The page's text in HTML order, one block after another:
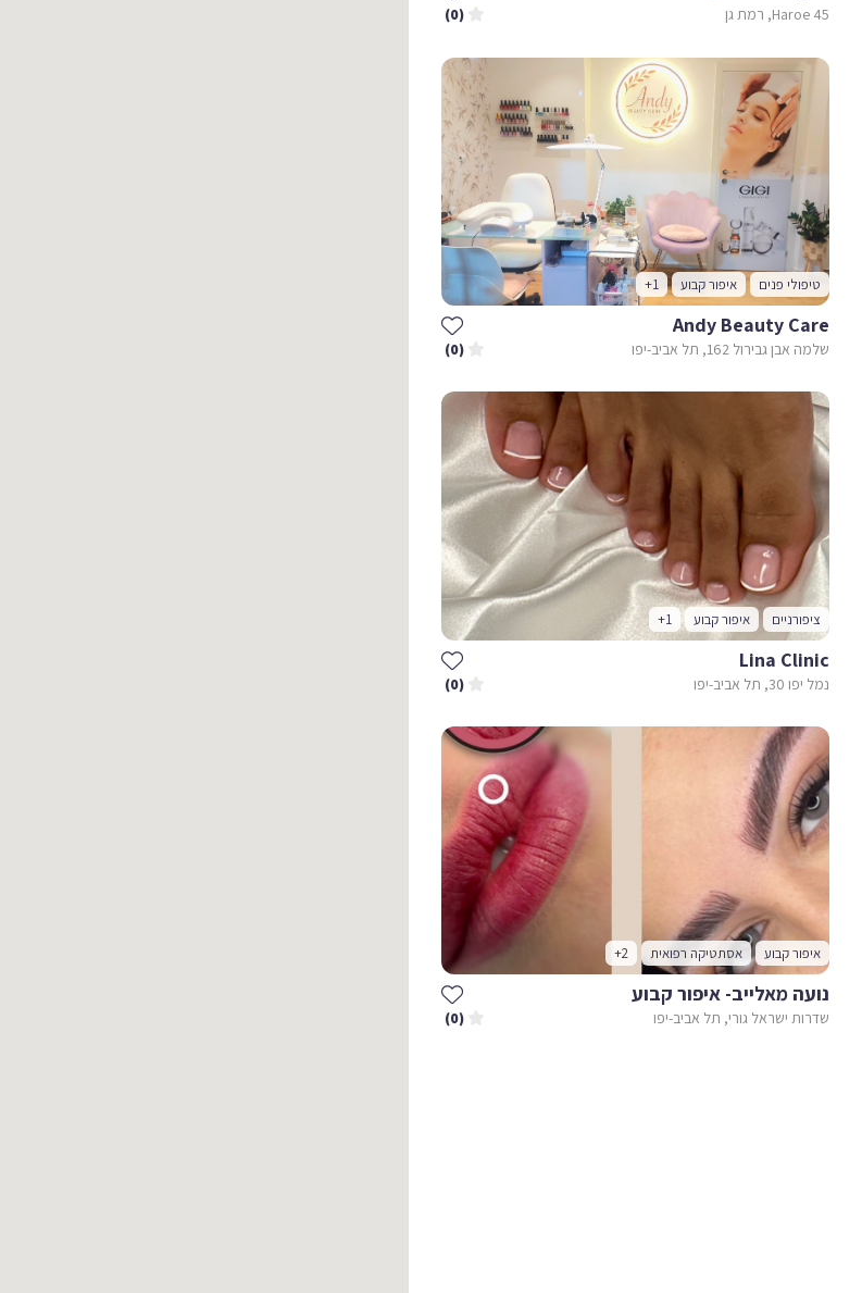
Haroe 45, רמת גן (0)
טיפולי פנים איפור קבוע +1
Andy Beauty Care
שלמה אבן גבירול 162, תל אביב-יפו (0)
ציפורניים איפור קבוע +1
Lina Clinic
נמל יפו 30, תל אביב-יפו (0)
איפור קבוע אסתטיקה רפואית +2
נועה מאלייב- איפור קבוע
שדרות ישראל גורי, תל אביב-יפו (0)